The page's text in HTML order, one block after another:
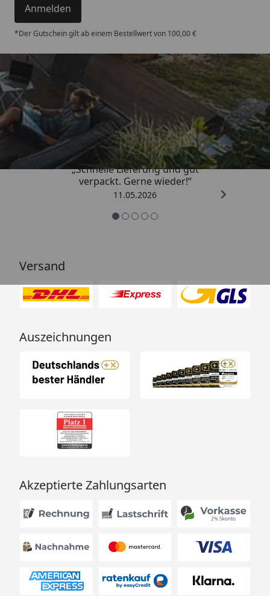
Anmelden
*Der Gutschein gilt ab einem Bestellwert von 100,00 €
Trusted Shops
4,93/ 5
„Schnelle Lieferung und gut
verpackt. Gerne wieder!“
11.05.2026
Versand
Auszeichnungen
Akzeptierte Zahlungsarten